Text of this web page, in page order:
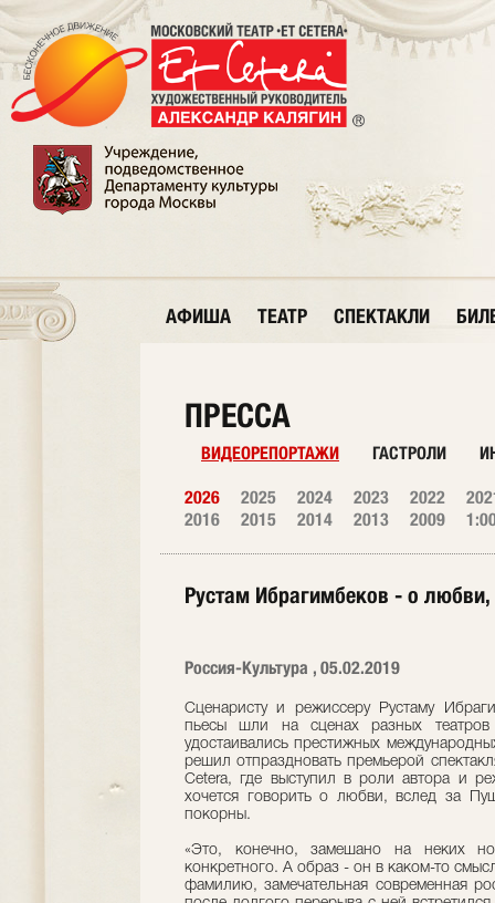
АФИША ТЕАТР СПЕКТАКЛИ
ПРЕССА
ВИДЕОРЕПОРТАЖИ ГАСТРОЛИ
2026 2025 2024 2023 2022
2016
2015 2014 2013 2009
Рустам Ибрагимбеков - о любви,
Россия-Культура , 05.02.2019
Сценаристу и режиссеру Рустаму
пьесы шли на сценах разных
удостаивались престижных
решил отпраздновать премьерой
Cetera, где выступил в роли автора и
хочется говорить о любви, вслед за
покорны.
«Это, конечно, замешано на неких
конкретного. А образ - он в каком-то
фамилию, замечательная современная